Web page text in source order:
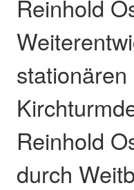
Reinhold
Reinhold
durch